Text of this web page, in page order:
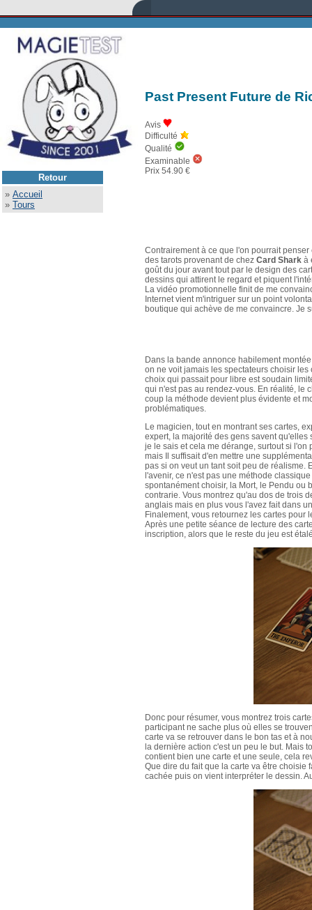
Retour
» Accueil
» Tours
Past Present Future de
Avis
Difficulté
Qualité
Examinable
Prix 54.90 €
Contrairement à ce que l'on pourrait
des tarots provenant de chez Card Shark à
goût du jour avant tout par le design des
dessins qui attirent le regard et piquent
La vidéo promotionnelle finit de me
Internet vient m'intriguer sur un point
boutique qui achève de me convaincre. Je
Dans la bande annonce habilement
on ne voit jamais les spectateurs choisir
choix qui passait pour libre est soudain
qui n'est pas au rendez-vous. En réalité, le
coup la méthode devient plus évidente et
problématiques.
Le magicien, tout en montrant ses cartes,
expert, la majorité des gens savent
je le sais et cela me dérange, surtout si
mais Il suffisait d'en mettre une
pas si on veut un tant soit peu de réalisme.
l'avenir, ce n'est pas une méthode
spontanément choisir, la Mort, le Pendu
contrarie. Vous montrez qu'au dos de trois
anglais mais en plus vous l'avez fait dans
Finalement, vous retournez les cartes
Après une petite séance de lecture des
inscription, alors que le reste du jeu est
Donc pour résumer, vous montrez trois
participant ne sache plus où elles se
carte va se retrouver dans le bon tas et à
la dernière action c'est un peu le but. Mais
contient bien une carte et une seule, cela
Que dire du fait que la carte va être choisie
cachée puis on vient interpréter le dessin.